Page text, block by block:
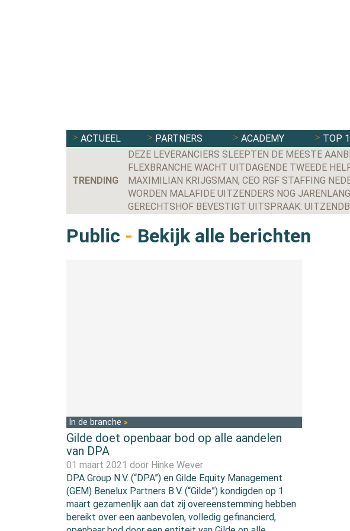
ACTUEEL PARTNERS ACADEMY TOP
TRENDING
DEZE LEVERANCIERS SLEEPTEN DE MEESTE
FLEXBRANCHE WACHT UITDAGENDE TWEEDE
WORDEN MALAFIDE UITZENDERS NOG
Public - Bekijk alle berichten
In de branche
Gilde doet openbaar bod op alle aandelen
van DPA
01 maart 2021 door Hinke Wever
DPA Group N.V. (“DPA”) en Gilde Equity Management
(GEM) Benelux Partners B.V. (“Gilde”) kondigden op 1
maart gezamenlijk aan dat zij overeenstemming hebben
bereikt over een aanbevolen, volledig gefinancierd,